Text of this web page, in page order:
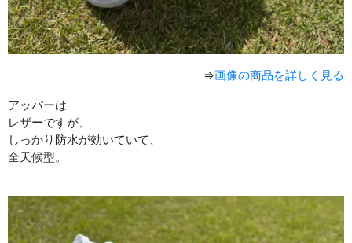
⇒画像の商品を詳しく見る
アッパーは
レザーですが、
しっかり防水が効いていて、
全天候型。